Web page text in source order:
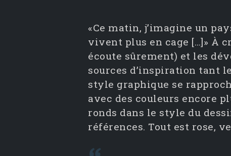
«Ce matin, j’imagine un
vivent plus en cage […]» À
écoute sûrement) et les
sources d’inspiration tant
style graphique se
avec des couleurs encore
ronds dans le style du
références. Tout est rose,